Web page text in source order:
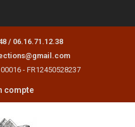
/ 06.16.71.12.38
- FR12450528237
compte